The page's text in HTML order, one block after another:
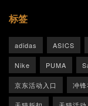
标签
adidas ASICS
Nike PUMA
京东活动入口 冲锋